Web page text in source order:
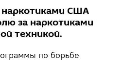
США
за наркотиками
техникой.
по борьбе